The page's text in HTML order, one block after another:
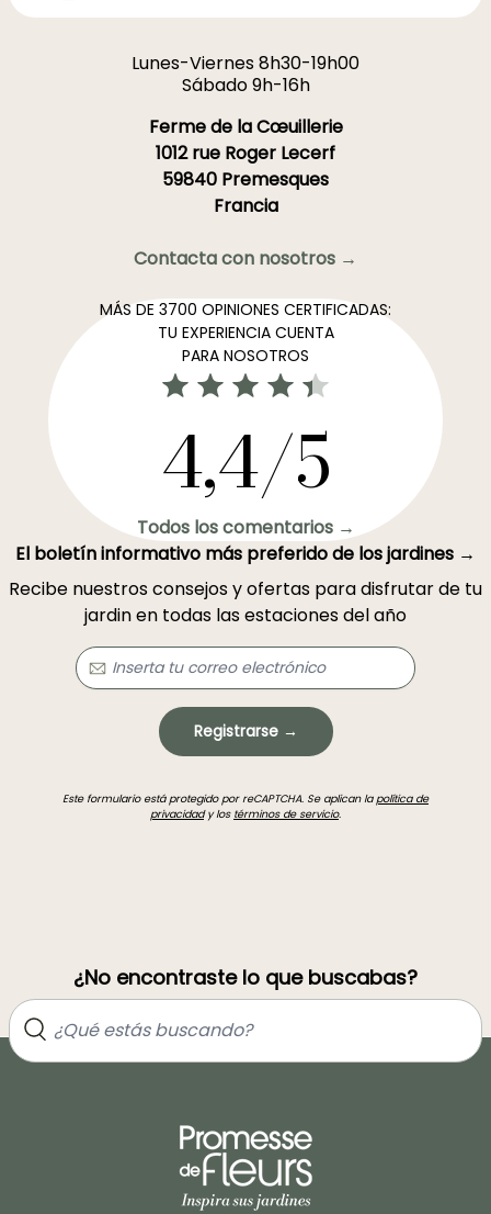
Lunes-Viernes 8h30-19h00
Sábado 9h-16h
Ferme de la Cœuillerie
1012 rue Roger Lecerf
59840 Premesques
Francia
Contacta con nosotros →
MÁS DE 3700 OPINIONES CERTIFICADAS:
TU EXPERIENCIA CUENTA
PARA NOSOTROS
4,4/5
Todos los comentarios →
El boletín informativo más preferido de los jardines →
Recibe nuestros consejos y ofertas para disfrutar de tu
jardin en todas las estaciones del año
Registrarse →
Este formulario está protegido por reCAPTCHA. Se aplican lapolítica de
privacidady los términos de servicio.
¿No encontraste lo que buscabas?